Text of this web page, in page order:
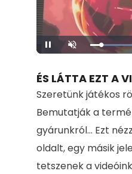
Pause Unmute
ÉS LÁTTA EZT A
Szeretünk játékos
Bemutatják a
gyárunkról... Ezt
oldalt, egy másik
tetszenek a